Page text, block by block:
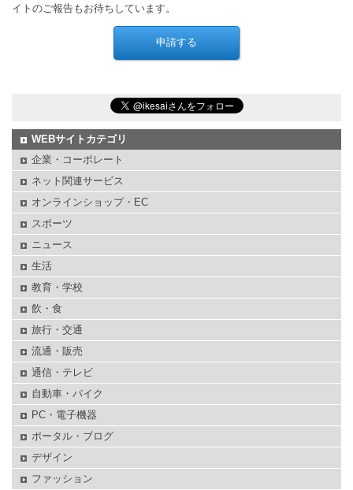
イトのご報告もお待ちしています。
WEBサイトカテゴリ
企業・コーポレート
ネット関連サービス
オンラインショップ・EC
スポーツ
ニュース
生活
教育・学校
飲・食
旅行・交通
流通・販売
通信・テレビ
自動車・バイク
PC・電子機器
ポータル・ブログ
デザイン
ファッション